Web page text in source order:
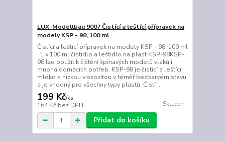
LUX-Modellbau 9007 Čistící a leštící přípravek na
modely KSP - 98, 100 ml
Čistící a leštící přípravek na modely KSP - 98, 100 ml
1 x 100 ml čistidlo a leštidlo na plast KSP-98KSP-
98 lze použít k čištění špinavých modelů vlaků i
mnoha domácích potřeb. KSP-98 je čisticí a leštící
mléko s nízkou viskozitou v téměř bezbarvém stavu
a je vhodný pro všechny typy plastů. Čistí ...
199 Kč/ks
164 Kč bez DPH Skladem
Přidat do košíku